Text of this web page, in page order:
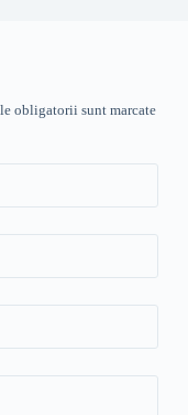
obligatorii sunt marcate